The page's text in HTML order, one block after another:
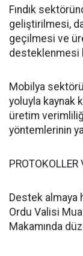
Fındık
geliştirilmesi,
geçilmesi ve
desteklenmesi
Mobilya
yoluyla kaynak
üretim
yöntemlerinin
Destek almaya
Ordu Valisi
Makamında